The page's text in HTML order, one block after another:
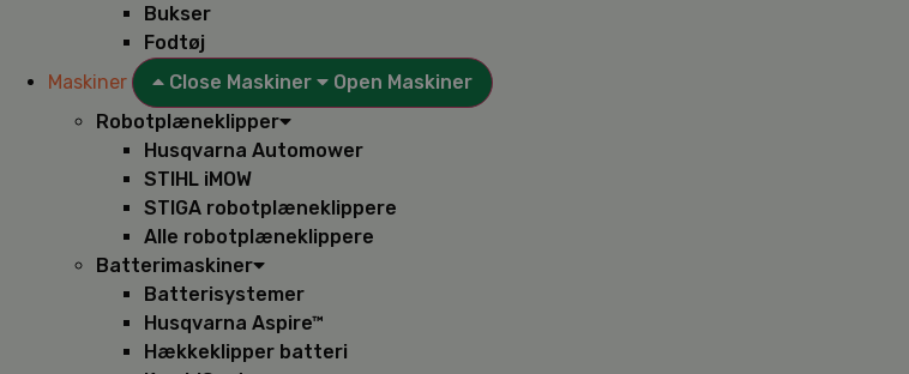
Bukser
Fodtøj
Maskiner
Close Maskiner
Open Maskiner
Robotplæneklipper
Husqvarna Automower
STIHL iMOW
STIGA robotplæneklippere
Alle robotplæneklippere
Batterimaskiner
Batterisystemer
Husqvarna Aspire™
Hækkeklipper batteri